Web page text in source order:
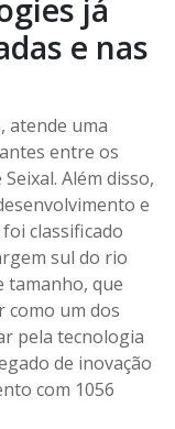
já
e nas
atende uma
entre os
Além disso,
e
classificado
sul do rio
tamanho, que
como um dos
pela tecnologia
de inovação
com 1056